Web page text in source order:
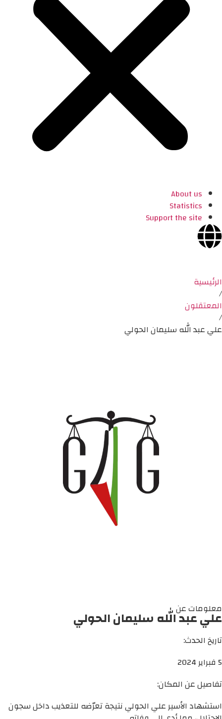
About us
Statistics
Support the site
الرئيسية
/
المعتقلون
/
علي عبد الله سليمان الحولي
معلومات عن
علي عبد الله سليمان الحولي
تاريخ الحدث:
5 فبراير 2024
تفاصيل عن المكان:
استشهاد الأسير علي الحولي نتيجة تعرّضه للتعذيب داخل سجون